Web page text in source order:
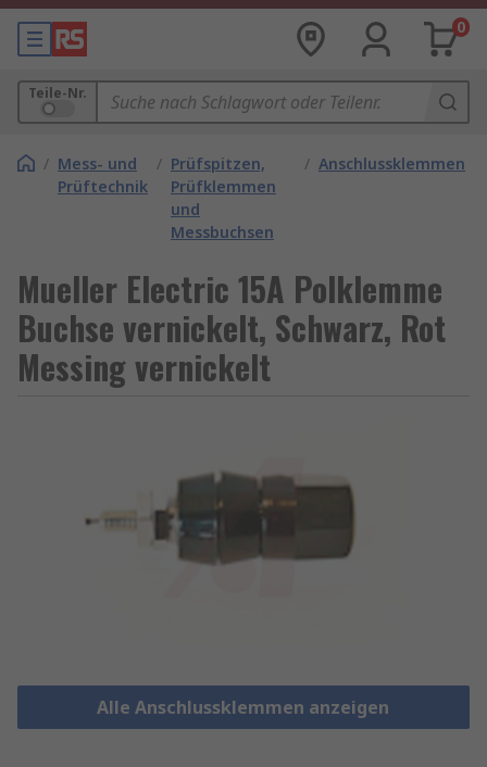
0
Teile-Nr.
/ Mess- und
Prüftechnik
/ Prüfspitzen,
Prüfklemmen
und
Messbuchsen
/ Anschlussklemmen
Mueller Electric 15A Polklemme
Buchse vernickelt, Schwarz, Rot
Messing vernickelt
Alle Anschlussklemmen anzeigen